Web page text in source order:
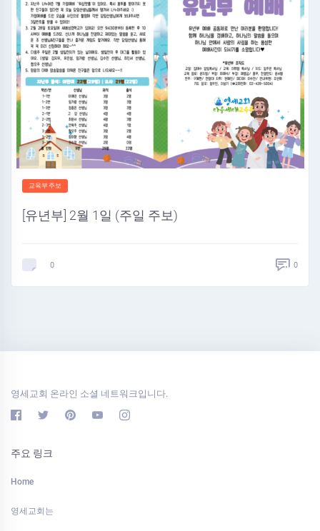
교육부주보
[유년부] 2월 1일 (주일 주보)
0 0
영세교회 온라인 소셜 네트워크입니다.
주요 링크
Home
영세교회는